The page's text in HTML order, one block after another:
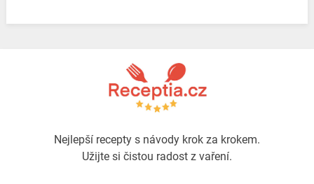
Nejlepší recepty s návody krok za krokem.
Užijte si čistou radost z vaření.